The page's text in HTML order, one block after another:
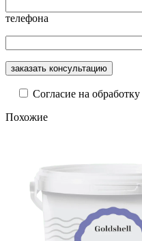
телефона
Cогласие на обработку
Похожие